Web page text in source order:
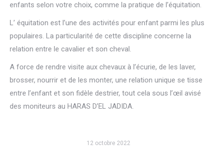
enfants selon votre choix, comme la pratique de l’équitation.
L’ équitation est l’une des activités pour enfant parmi les plus
populaires. La particularité de cette discipline concerne la
relation entre le cavalier et son cheval.
A force de rendre visite aux chevaux à l’écurie, de les laver,
brosser, nourrir et de les monter, une relation unique se tisse
entre l’enfant et son fidèle destrier, tout cela sous l’œil avisé
des moniteurs au HARAS D’EL JADIDA.
12 octobre 2022